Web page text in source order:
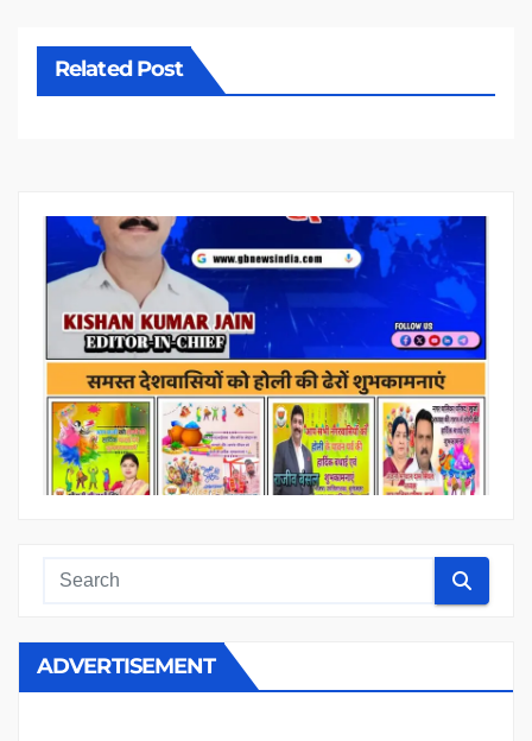
Related Post
ADVERTISEMENT